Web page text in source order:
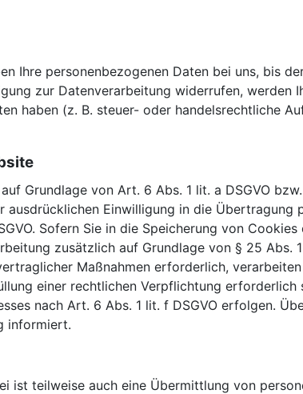
Ihre personenbezogenen Daten bei uns, bis
zur Datenverarbeitung widerrufen, werden
haben (z. B. steuer- oder handelsrechtliche
Grundlage von Art. 6 Abs. 1 lit. a DSGVO
ausdrücklichen Einwilligung in die Übertragung
Sofern Sie in die Speicherung von
zusätzlich auf Grundlage von § 25 Abs.
Maßnahmen erforderlich,
einer rechtlichen Verpflichtung erforderlich
nach Art. 6 Abs. 1 lit. f DSGVO erfolgen.
informiert.
ist teilweise auch eine Übermittlung von